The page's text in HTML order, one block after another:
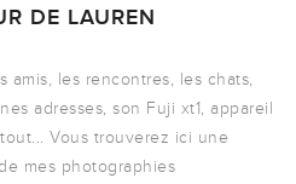
DE LAUREN
amis, les rencontres, les chats,
adresses, son Fuji xt1, appareil
Vous trouverez ici une
mes photographies